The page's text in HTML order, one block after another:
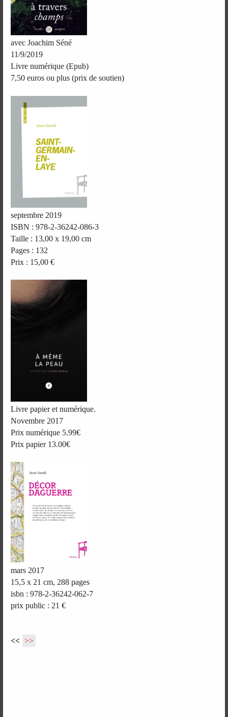
avec Joachim Séné
11/9/2019
Livre numérique (Epub)
7,50 euros ou plus (prix de soutien)
septembre 2019
ISBN : 978-2-36242-086-3
Taille : 13,00 x 19,00 cm
Pages : 132
Prix : 15,00 €
Livre papier et numérique.
Novembre 2017
Prix numérique 5.99€
Prix papier 13.00€
mars 2017
15,5 x 21 cm, 288 pages
isbn : 978-2-36242-062-7
prix public : 21 €
<< >>